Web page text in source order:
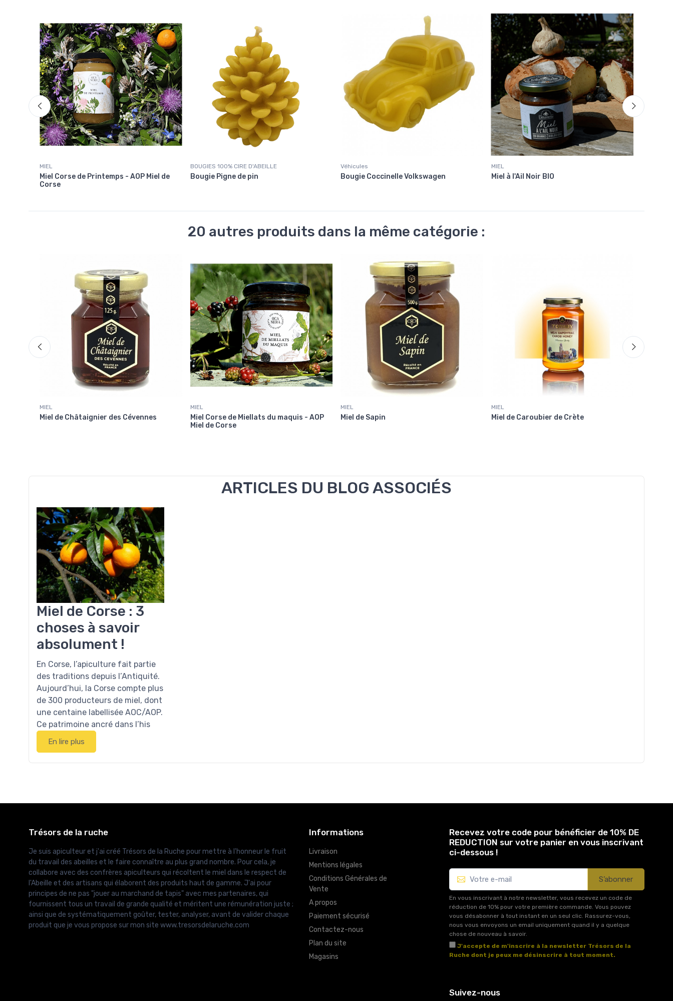
MIEL
Miel Corse de Printemps - AOP Miel de
Corse
BOUGIES 100% CIRE D'ABEILLE
Bougie Pigne de pin
Véhicules
Bougie Coccinelle Volkswagen
MIEL
Miel à l'Ail Noir BIO
20 autres produits dans la même catégorie :
MIEL
Miel de Châtaignier des Cévennes
MIEL
Miel Corse de Miellats du maquis - AOP
Miel de Corse
MIEL
Miel de Sapin
MIEL
Miel de Caroubier de Crète
ARTICLES DU BLOG ASSOCIÉS
Miel de Corse : 3
choses à savoir
absolument !
En Corse, l’apiculture fait partie
des traditions depuis l’Antiquité.
Aujourd’hui, la Corse compte plus
de 300 producteurs de miel, dont
une centaine labellisée AOC/AOP.
Ce patrimoine ancré dans l’his
En lire plus
Trésors de la ruche
Je suis apiculteur et j'ai créé Trésors de la Ruche pour mettre à l'honneur le fruit
du travail des abeilles et le faire connaître au plus grand nombre. Pour cela, je
collabore avec des confrères apiculteurs qui récoltent le miel dans le respect de
l'Abeille et des artisans qui élaborent des produits haut de gamme. J'ai pour
principes de ne pas "jouer au marchand de tapis" avec mes partenaires, qui
fournissent tous un travail de grande qualité et méritent une rémunération juste ;
ainsi que de systématiquement goûter, tester, analyser, avant de valider chaque
produit que je vous propose sur mon site www.tresorsdelaruche.com
Informations
Livraison
Mentions légales
Conditions Générales de
Vente
A propos
Paiement sécurisé
Contactez-nous
Plan du site
Magasins
Recevez votre code pour bénéficier de 10% DE
REDUCTION sur votre panier en vous inscrivant
ci-dessous !
S’abonner
En vous inscrivant à notre newsletter, vous recevez un code de
réduction de 10% pour votre première commande. Vous pouvez
vous désabonner à tout instant en un seul clic. Rassurez-vous,
nous vous envoyons un email uniquement quand il y a quelque
chose de nouveau à savoir.
J'accepte de m'inscrire à la newsletter Trésors de la
Ruche dont je peux me désinscrire à tout moment.
Suivez-nous